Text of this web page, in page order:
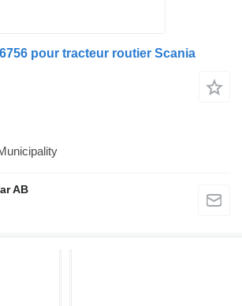
pour tracteur routier Scania
AB